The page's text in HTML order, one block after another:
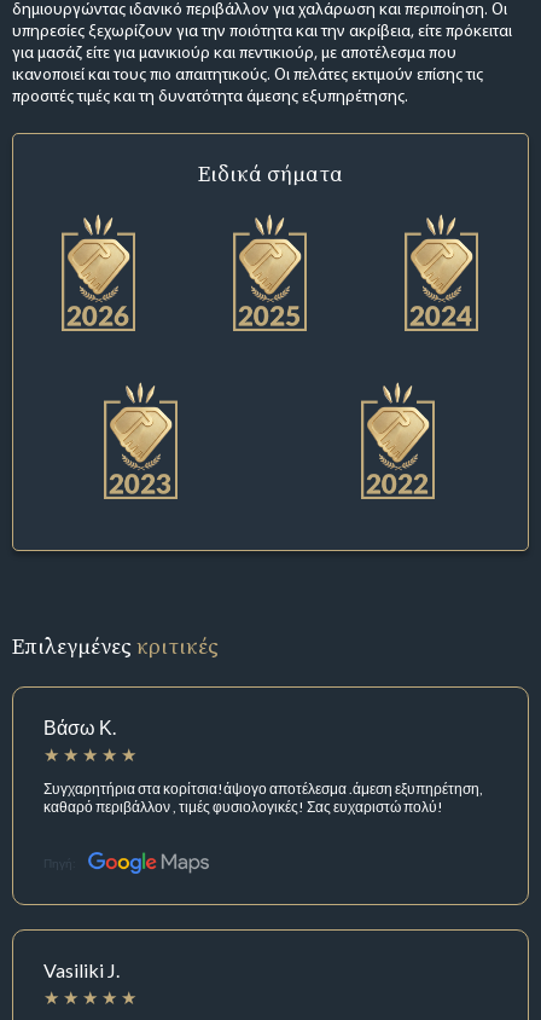
δημιουργώντας ιδανικό περιβάλλον για χαλάρωση και περιποίηση. Οι
υπηρεσίες ξεχωρίζουν για την ποιότητα και την ακρίβεια, είτε πρόκειται
για μασάζ είτε για μανικιούρ και πεντικιούρ, με αποτέλεσμα που
ικανοποιεί και τους πιο απαιτητικούς. Οι πελάτες εκτιμούν επίσης τις
προσιτές τιμές και τη δυνατότητα άμεσης εξυπηρέτησης.
Ειδικά σήματα
Επιλεγμένεςκριτικές
Βάσω Κ.
Συγχαρητήρια στα κορίτσια!άψογο αποτέλεσμα .άμεση εξυπηρέτηση,
καθαρό περιβάλλον , τιμές φυσιολογικές! Σας ευχαριστώ πολύ!
Πηγή:
Vasiliki J.